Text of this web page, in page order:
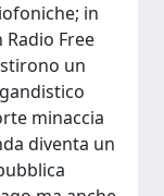
in
Free
un
minaccia
diventa un